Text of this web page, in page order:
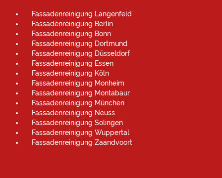
Fassadenreinigung Langenfeld
Fassadenreinigung Berlin
Fassadenreinigung Bonn
Fassadenreinigung Dortmund
Fassadenreinigung Düsseldorf
Fassadenreinigung Essen
Fassadenreinigung Köln
Fassadenreinigung Monheim
Fassadenreinigung Montabaur
Fassadenreinigung München
Fassadenreinigung Neuss
Fassadenreinigung Solingen
Fassadenreinigung Wuppertal
Fassadenreinigung Zaandvoort